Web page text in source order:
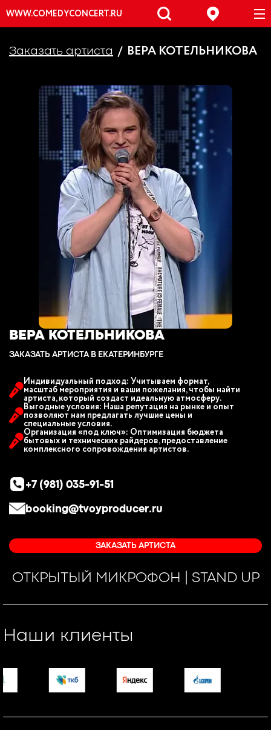
WWW.COMEDYCONCERT.RU
Заказать артиста ВЕРА КОТЕЛЬНИКОВА
ВЕРА КОТЕЛЬНИКОВА
ЗАКАЗАТЬ АРТИСТА В ЕКАТЕРИНБУРГЕ
Индивидуальный подход: Учитываем формат,
масштаб мероприятия и ваши пожелания, чтобы найти
артиста, который создаст идеальную атмосферу.
Выгодные условия: Наша репутация на рынке и опыт
позволяют нам предлагать лучшие цены и
специальные условия.
Организация «под ключ»: Оптимизация бюджета
бытовых и технических райдеров, предоставление
комплексного сопровождения артистов.
+7 (981) 035-91-51
booking@tvoyproducer.ru
ЗАКАЗАТЬ АРТИСТА
ОТКРЫТЫЙ МИКРОФОН | STAND UP
Наши клиенты